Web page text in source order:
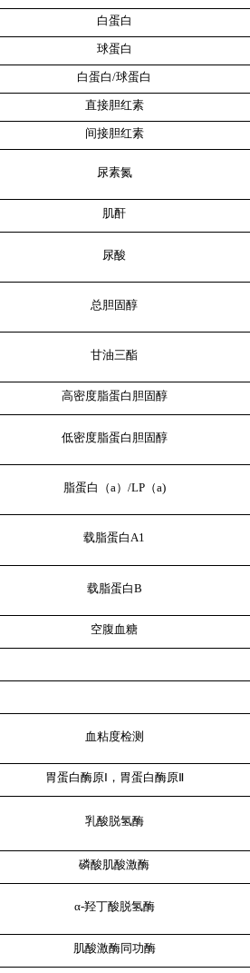
白蛋白
球蛋白
白蛋白/球蛋白
直接胆红素
间接胆红素
尿素氮
肌酐
尿酸
总胆固醇
甘油三酯
高密度脂蛋白胆固醇
低密度脂蛋白胆固醇
脂蛋白（a）/LP（a)
载脂蛋白A1
载脂蛋白B
空腹血糖
血粘度检测
胃蛋白酶原Ⅰ，胃蛋白酶原Ⅱ
乳酸脱氢酶
磷酸肌酸激酶
α-羟丁酸脱氢酶
肌酸激酶同功酶